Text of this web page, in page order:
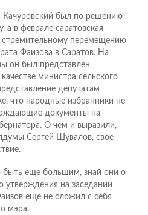
Качуровский был по решению
а в феврале саратовская
стремительному перемещению
Фаизова в Саратов. На
он был представлен
министра сельского
депутатам
что народные избранники не
документы на
О чем и выразили,
Сергей Шувалов, свое
быть еще большим, знай они о
утверждения на заседании
еще не сложил с себя
мэра.